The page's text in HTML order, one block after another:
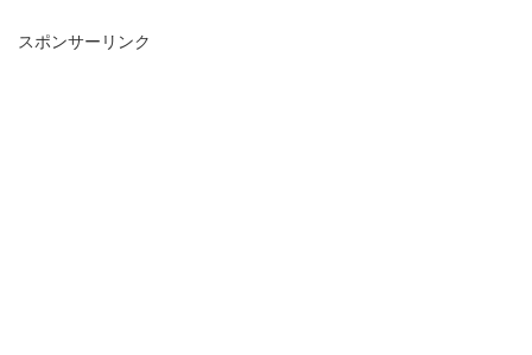
スポンサーリンク